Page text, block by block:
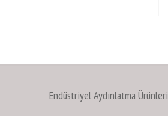
Endüstriyel Aydınlatma Ürünleri